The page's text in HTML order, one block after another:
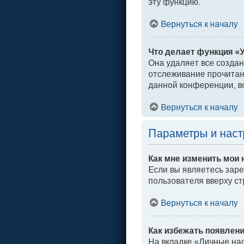
эту функцию.
Вернуться к началу
Что делает функция
Она удаляет все
отслеживание
данной конференции,
Вернуться к началу
Параметры и
Как мне изменить мои
Если вы являетесь
пользователя вверху
Вернуться к началу
Как избежать
На вкладке «Личные